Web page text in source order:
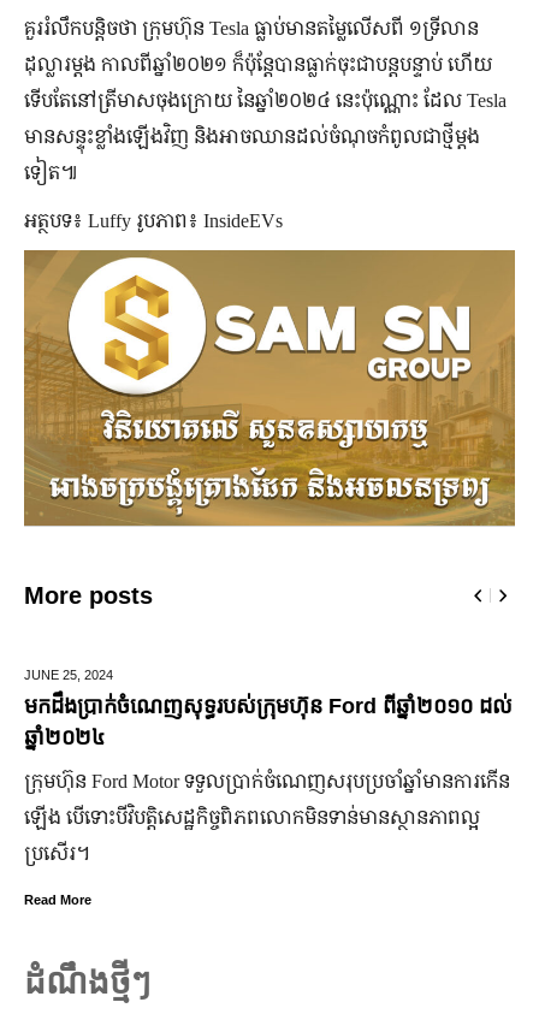
គួររំលឹកបន្តិចថា ក្រុមហ៊ុន Tesla ធ្លាប់មានតម្លៃលើសពី ១ទ្រីលាន
ដុល្លារម្ដង កាលពីឆ្នាំ២០២១ ក៏ប៉ុន្តែបានធ្លាក់ចុះជាបន្តបន្ទាប់ ហើយ
ទើបតែនៅត្រីមាសចុងក្រោយ នៃឆ្នាំ២០២៤ នេះប៉ុណ្ណោះ ដែល Tesla
មានសន្ទុះខ្លាំងឡើងវិញ និងអាចឈានដល់ចំណុចកំពូលជាថ្មីម្ដង
ទៀត៕
អត្ថបទ៖ Luffy រូបភាព៖ InsideEVs
More posts
JUNE 25, 2024
មកដឹងប្រាក់ចំណេញសុទ្ធរបស់ក្រុមហ៊ុន Ford ពីឆ្នាំ២០១០ ដល់
ឆ្នាំ២០២៤
ក្រុមហ៊ុន Ford Motor ទទួលប្រាក់ចំណេញសរុបប្រចាំឆ្នាំមានការកើន
ឡើង បើទោះបីវិបត្តិសេដ្ឋកិច្ចពិភពលោកមិនទាន់មានស្ថានភាពល្អ
ប្រសើរ។
Read More
ដំណឹងថ្មីៗ